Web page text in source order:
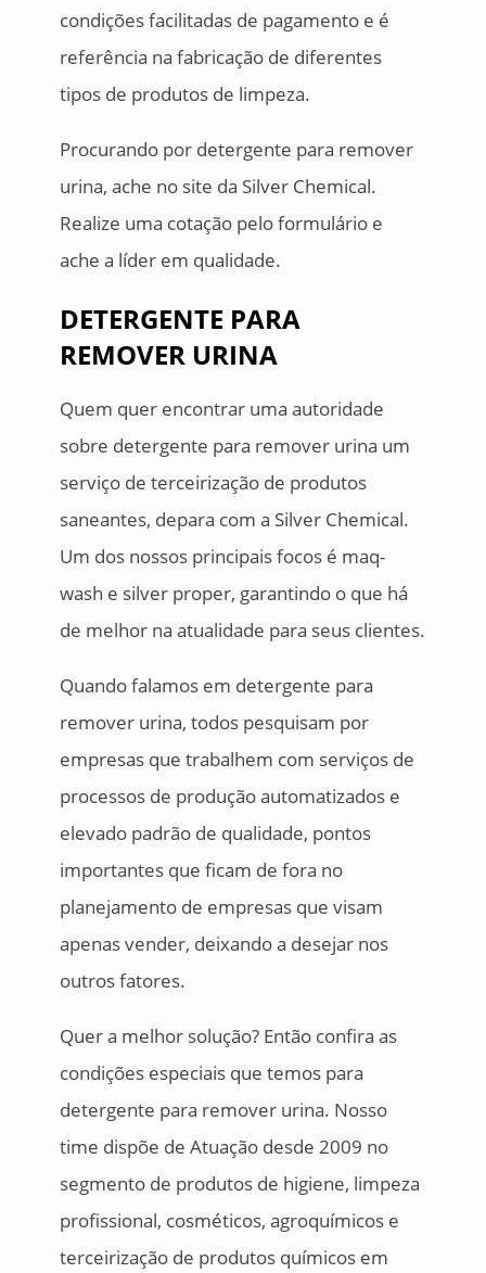
condições facilitadas de pagamento e é
referência na fabricação de diferentes
tipos de produtos de limpeza.
Procurando por detergente para remover
urina, ache no site da Silver Chemical.
Realize uma cotação pelo formulário e
ache a líder em qualidade.
DETERGENTE PARA
REMOVER URINA
Quem quer encontrar uma autoridade
sobre detergente para remover urina um
serviço de terceirização de produtos
saneantes, depara com a Silver Chemical.
Um dos nossos principais focos é maq-
wash e silver proper, garantindo o que há
de melhor na atualidade para seus clientes.
Quando falamos em detergente para
remover urina, todos pesquisam por
empresas que trabalhem com serviços de
processos de produção automatizados e
elevado padrão de qualidade, pontos
importantes que ficam de fora no
planejamento de empresas que visam
apenas vender, deixando a desejar nos
outros fatores.
Quer a melhor solução? Então confira as
condições especiais que temos para
detergente para remover urina. Nosso
time dispõe de Atuação desde 2009 no
segmento de produtos de higiene, limpeza
profissional, cosméticos, agroquímicos e
terceirização de produtos químicos em